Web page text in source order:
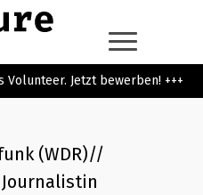
springen
Volunteer. Jetzt bewerben! +++
(WDR)